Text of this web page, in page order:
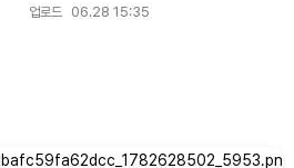
업로드 06.28 15:35